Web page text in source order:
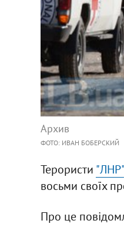
Архив
ФОТО: ИВАН БОБЕРСКИЙ
Терористи "ЛНР"
восьми своїх
Про це